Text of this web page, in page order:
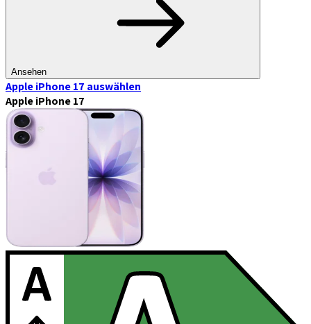
Ansehen
Apple iPhone 17 auswählen
Apple iPhone 17